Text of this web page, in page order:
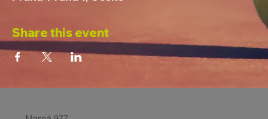
Share this event